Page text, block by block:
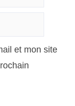
et mon site